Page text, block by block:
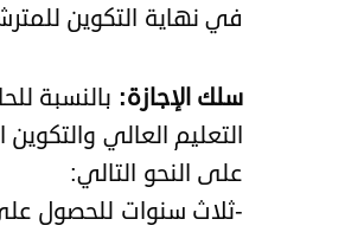
في نهاية التكوين
سلك الإجازة: بالنسبة
التعليم العالي
على النحو التالي:
-ثلاث سنوات للحصول